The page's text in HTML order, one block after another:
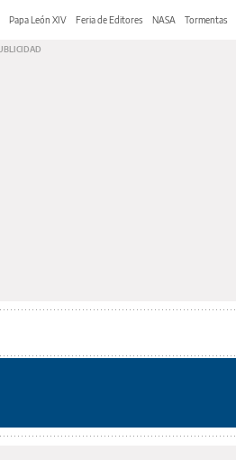
Papa León XIV Feria de Editores NASA Tormentas